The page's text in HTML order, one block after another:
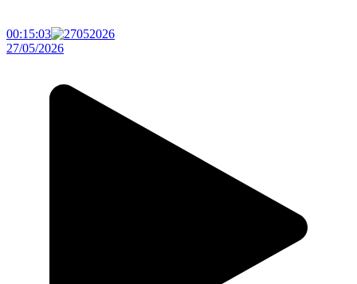
00:15:03
27/05/2026